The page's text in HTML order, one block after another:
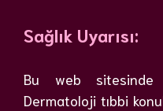
Sağlık Uyarısı:
Bu web sitesinde
Dermatoloji tıbbi